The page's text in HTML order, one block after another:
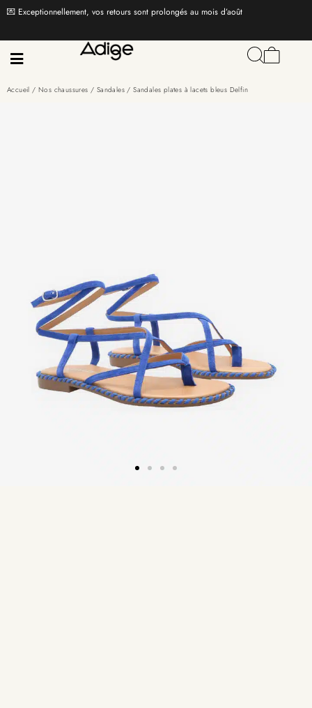
💌 Exceptionnellement, vos retours sont prolongés au mois d’août
Accueil /Nos chaussures / Sandales / Sandales plates à lacets bleus Delfin